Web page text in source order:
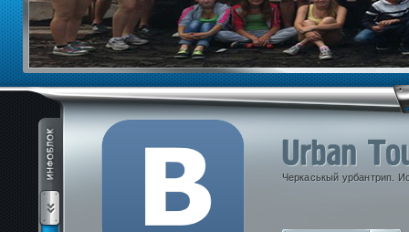
Черкаськый урбантрип.